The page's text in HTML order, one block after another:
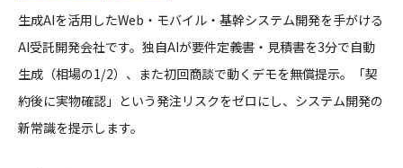
生成AIを活用したWeb・モバイル・基幹システム開発を手がける
AI受託開発会社です。独自AIが要件定義書・見積書を3分で自動
生成（相場の1/2）、また初回商談で動くデモを無償提示。「契
約後に実物確認」という発注リスクをゼロにし、システム開発の
新常識を提示します。